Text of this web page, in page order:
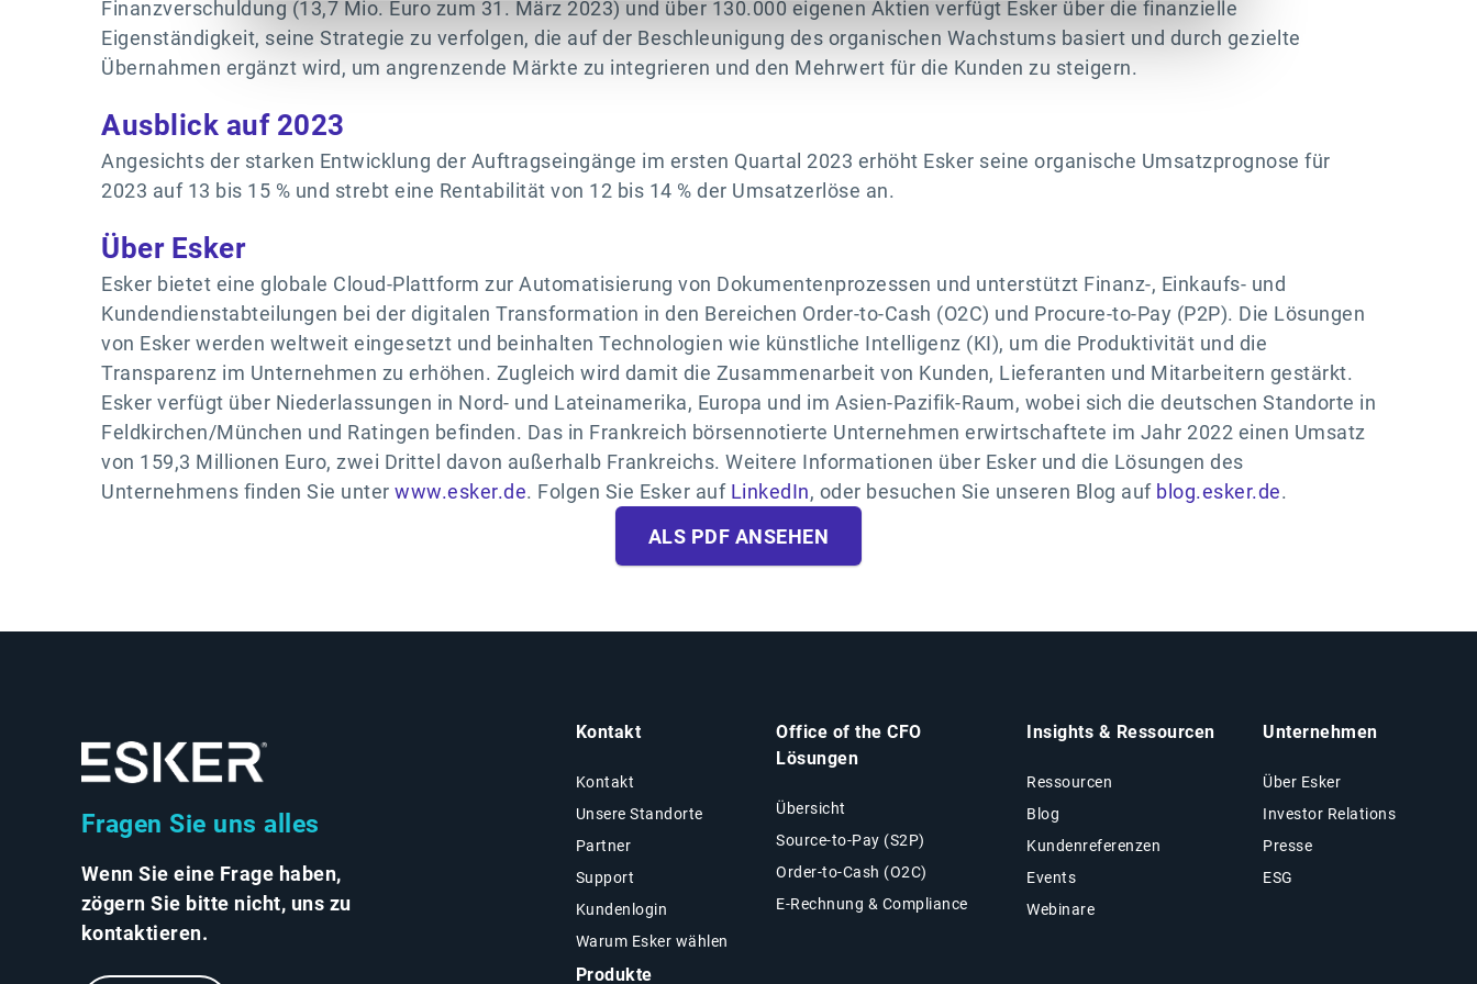
Finanzverschuldung (13,7 Mio. Euro zum 31. März 2023) und über 130.000 eigenen Aktien verfügt Esker über die finanzielle
Eigenständigkeit, seine Strategie zu verfolgen, die auf der Beschleunigung des organischen Wachstums basiert und durch gezielte
Übernahmen ergänzt wird, um angrenzende Märkte zu integrieren und den Mehrwert für die Kunden zu steigern.
Ausblick auf 2023
Angesichts der starken Entwicklung der Auftragseingänge im ersten Quartal 2023 erhöht Esker seine organische Umsatzprognose für
2023 auf 13 bis 15 % und strebt eine Rentabilität von 12 bis 14 % der Umsatzerlöse an.
Über Esker
Esker bietet eine globale Cloud-Plattform zur Automatisierung von Dokumentenprozessen und unterstützt Finanz-, Einkaufs- und
Kundendienstabteilungen bei der digitalen Transformation in den Bereichen Order-to-Cash (O2C) und Procure-to-Pay (P2P). Die Lösungen
von Esker werden weltweit eingesetzt und beinhalten Technologien wie künstliche Intelligenz (KI), um die Produktivität und die
Transparenz im Unternehmen zu erhöhen. Zugleich wird damit die Zusammenarbeit von Kunden, Lieferanten und Mitarbeitern gestärkt.
Esker verfügt über Niederlassungen in Nord- und Lateinamerika, Europa und im Asien-Pazifik-Raum, wobei sich die deutschen Standorte in
Feldkirchen/München und Ratingen befinden. Das in Frankreich börsennotierte Unternehmen erwirtschaftete im Jahr 2022 einen Umsatz
von 159,3 Millionen Euro, zwei Drittel davon außerhalb Frankreichs. Weitere Informationen über Esker und die Lösungen des
Unternehmens finden Sie unter www.esker.de. Folgen Sie Esker auf LinkedIn, oder besuchen Sie unseren Blog auf blog.esker.de.
ALS PDF ANSEHEN
Fragen Sie uns alles
Wenn Sie eine Frage haben,
zögern Sie bitte nicht, uns zu
kontaktieren.
Kontakt
Kontakt
Unsere Standorte
Partner
Support
Kundenlogin
Warum Esker wählen
Office of the CFO
Lösungen
Übersicht
Source-to-Pay (S2P)
Order-to-Cash (O2C)
E-Rechnung & Compliance
Insights & Ressourcen
Ressourcen
Blog
Kundenreferenzen
Events
Webinare
Unternehmen
Über Esker
Investor Relations
Presse
ESG
Produkte